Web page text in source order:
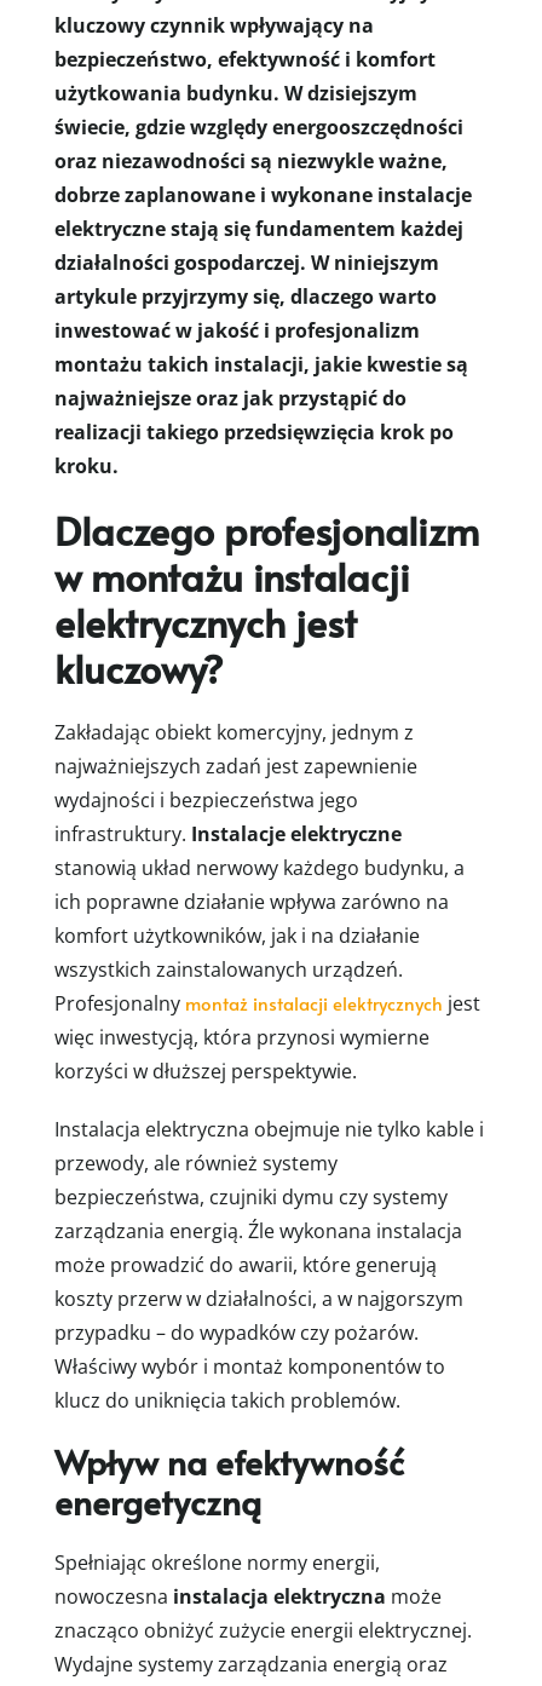
kluczowy czynnik wpływający na
bezpieczeństwo, efektywność i komfort
użytkowania budynku. W dzisiejszym
świecie, gdzie względy energooszczędności
oraz niezawodności są niezwykle ważne,
dobrze zaplanowane i wykonane instalacje
elektryczne stają się fundamentem każdej
działalności gospodarczej. W niniejszym
artykule przyjrzymy się, dlaczego warto
inwestować w jakość i profesjonalizm
montażu takich instalacji, jakie kwestie są
najważniejsze oraz jak przystąpić do
realizacji takiego przedsięwzięcia krok po
kroku.
Dlaczego profesjonalizm
w montażu instalacji
elektrycznych jest
kluczowy?
Zakładając obiekt komercyjny, jednym z
najważniejszych zadań jest zapewnienie
wydajności i bezpieczeństwa jego
infrastruktury. Instalacje elektryczne
stanowią układ nerwowy każdego budynku, a
ich poprawne działanie wpływa zarówno na
komfort użytkowników, jak i na działanie
wszystkich zainstalowanych urządzeń.
Profesjonalny montaż instalacji elektrycznych jest
więc inwestycją, która przynosi wymierne
korzyści w dłuższej perspektywie.
Instalacja elektryczna obejmuje nie tylko kable i
przewody, ale również systemy
bezpieczeństwa, czujniki dymu czy systemy
zarządzania energią. Źle wykonana instalacja
może prowadzić do awarii, które generują
koszty przerw w działalności, a w najgorszym
przypadku – do wypadków czy pożarów.
Właściwy wybór i montaż komponentów to
klucz do uniknięcia takich problemów.
Wpływ na efektywność
energetyczną
Spełniając określone normy energii,
nowoczesna instalacja elektryczna może
znacząco obniżyć zużycie energii elektrycznej.
Wydajne systemy zarządzania energią oraz